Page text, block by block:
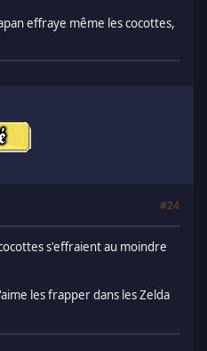
effraye même les cocottes,
#24
s'effraient au moindre
les frapper dans les Zelda